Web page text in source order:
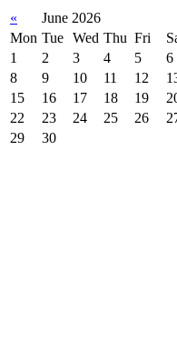
« June 2026
Mon Tue Wed Thu Fri
1
2 3 4 5 6
8
9 10 11 12
15
16 17 18 19
22
23 24 25 26
29
30